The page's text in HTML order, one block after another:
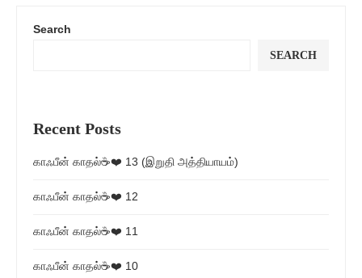
Search
SEARCH
Recent Posts
காஃபீன் காதல்☕❤️ 13 (இறுதி அத்தியாயம்)
காஃபீன் காதல்☕❤️ 12
காஃபீன் காதல்☕❤️ 11
காஃபீன் காதல்☕❤️ 10